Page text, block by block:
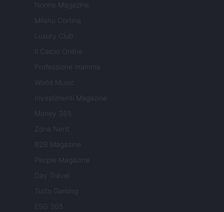
Nonne Magazine
Milano Cortina
Luxury Club
Il Calcio Online
Professione mamma
World Music
Investimenti Magazine
Money 365
Zona Nerd
B2B Magazine
People Magazine
Day Travel
Tutto Gaming
ESG 365